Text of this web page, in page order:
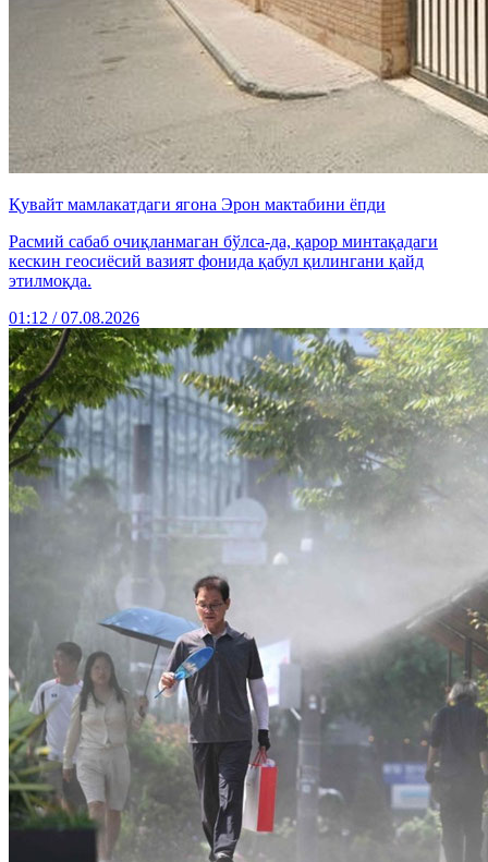
Қувайт мамлакатдаги ягона Эрон мактабини ёпди
Расмий сабаб очиқланмаган бўлса-да, қарор минтақадаги
кескин геосиёсий вазият фонида қабул қилингани қайд
этилмоқда.
01:12 / 07.08.2026